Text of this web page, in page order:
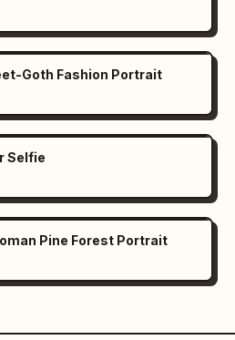
Goth Fashion Portrait
Selfie
Pine Forest Portrait